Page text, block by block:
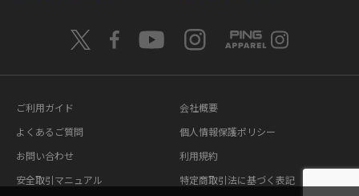
ご利用ガイド
よくあるご質問
お問い合わせ
安全取引マニュアル
会社概要
個人情報保護ポリシー
利用規約
特定商取引法に基づく表記